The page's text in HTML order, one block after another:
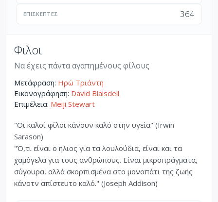
ΕΠΙΣΚΈΠΤΕΣ 364
Φιλοι
Να έχεις πάντα αγαπημένους φίλους
Μετάφραση: Ηρώ Τριάντη
Εικονογράφηση: David Blaisdell
Επιμέλεια: Meiji Stewart
"Οι καλοί φίλοι κάνουν καλό στην υγεία" (Irwin
Sarason)
"Ό,τι είναι ο ήλιος για τα λουλούδια, είναι και τα
χαμόγελα για τους ανθρώπους. Είναι μικροπράγματα,
σύγουρα, αλλά σκορπισμένα στο μονοπάτι της ζωής
κάνοτν απίστευτο καλό." (Joseph Addison)